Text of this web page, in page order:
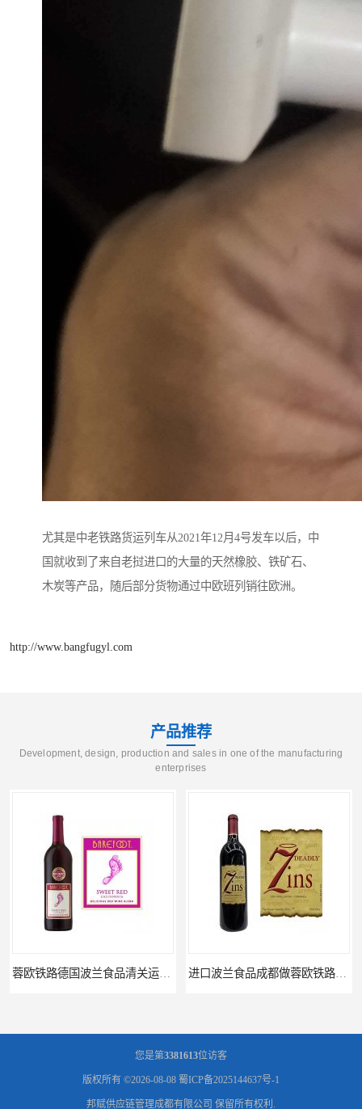
尤其是中老铁路货运列车从2021年12月4号发车以后，中
国就收到了来自老挝进口的大量的天然橡胶、铁矿石、
木炭等产品，随后部分货物通过中欧班列销往欧洲。
http://www.bangfugyl.com
产品推荐
Development, design, production and sales in one of the manufacturing
enterprises
您是第3381613位访客
版权所有 ©2026-08-08 蜀ICP备2025144637号-1
邦赋供应链管理成都有限公司 保留所有权利.